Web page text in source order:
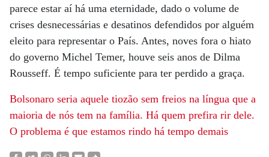
parece estar aí há uma eternidade, dado o volume de
crises desnecessárias e desatinos defendidos por alguém
eleito para representar o País. Antes, noves fora o hiato
do governo Michel Temer, houve seis anos de Dilma
Rousseff. É tempo suficiente para ter perdido a graça.
Bolsonaro seria aquele tiozão sem freios na língua que a
maioria de nós tem na família. Há quem prefira rir dele.
O problema é que estamos rindo há tempo demais